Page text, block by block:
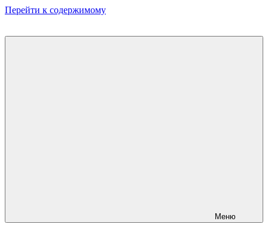
Перейти к содержимому
Меню